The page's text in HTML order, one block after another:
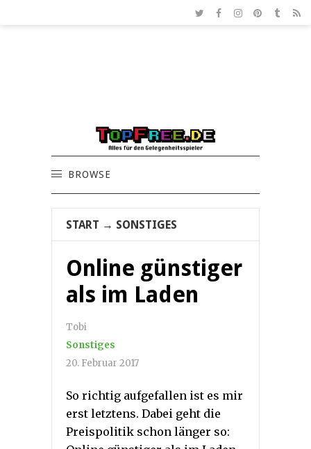
BROWSE
START → SONSTIGES
Online günstiger
als im Laden
Tobi
Sonstiges
20. Februar 2017
So richtig aufgefallen ist es mir
erst letztens. Dabei geht die
Preispolitik schon länger so: